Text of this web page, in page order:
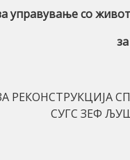
управување со
за
РЕКОНСТРУКЦИЈА
СУГС ЗЕФ